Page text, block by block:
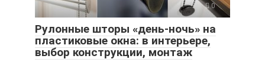
0
Рулонные шторы «день-ночь» на
пластиковые окна: в интерьере,
выбор конструкции, монтаж